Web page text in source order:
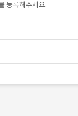
등록해주세요.